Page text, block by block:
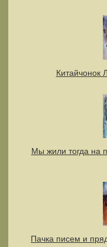
Китайчонок
Мы жили тогда на
Пачка писем и